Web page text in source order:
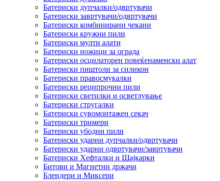
Батериски дупчалки/одвртувачи
Батериски завртувачи/одвртувачи
Батериски комбинирани чекани
Батериски кружни пили
Батериски мулти алати
Батериски ножици за ограда
Батериски осцилаторен повеќенаменски алат
Батериски пиштоли за силикон
Батериски правосмукалки
Батериски реципрочни пили
Батериски светилки и осветлување
Батериски стругалки
Батериски сувомонтажен секач
Батериски тримери
Батериски убодни пили
Батериски ударни дупчалки/одвртувачи
Батериски ударни одвртувачи/завртувачи
Батериски Хефталки и Шајкарки
Битови и Магнетни држачи
Блендери и Миксери